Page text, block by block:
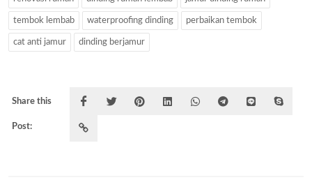
tembok lembab waterproofing dinding perbaikan tembok
cat anti jamur dinding berjamur
Share this
Post: